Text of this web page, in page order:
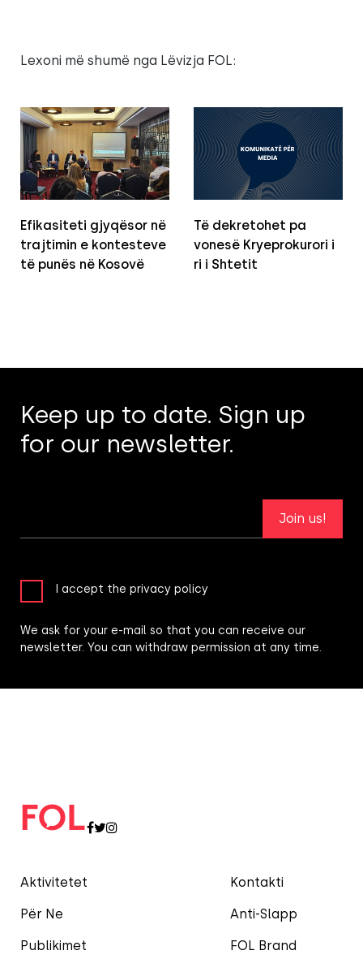
Lexoni më shumë nga Lëvizja FOL:
Efikasiteti gjyqësor në
trajtimin e kontesteve
të punës në Kosovë
Të dekretohet pa
vonesë Kryeprokurori i
ri i Shtetit
Aktivitetet
Për Ne
Publikimet
Kontakti
Anti-Slapp
FOL Brand
Keep up to date. Sign up
for our newsletter.
Join us!
I accept the privacy policy
We ask for your e-mail so that you can receive our
newsletter. You can withdraw permission at any time.